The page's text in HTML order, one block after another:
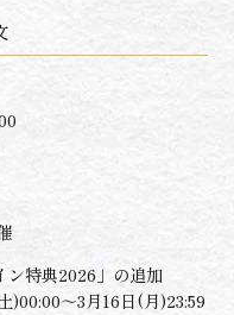
ン特典2026」の追加
)00:00～3月16日(月)23:59